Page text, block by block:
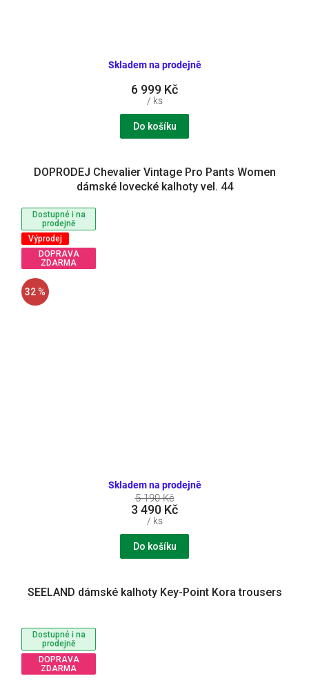
Skladem na prodejně
6 999 Kč
/ ks
Do košíku
Dostupné i na
prodejně
Výprodej
DOPRAVA
ZDARMA
32 %
DOPRODEJ Chevalier Vintage Pro Pants Women
dámské lovecké kalhoty vel. 44
Skladem na prodejně
5 190 Kč
3 490 Kč
/ ks
Do košíku
Dostupné i na
prodejně
DOPRAVA
ZDARMA
SEELAND dámské kalhoty Key-Point Kora trousers